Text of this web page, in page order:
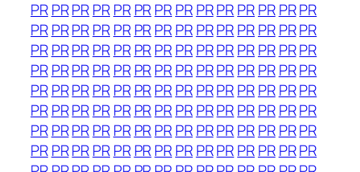
PRPRPRPRPR PRPRPRPRPRPRPR PRPR
PRPRPRPRPR PRPRPRPRPRPRPR PRPR
PRPRPRPRPR PRPRPRPRPRPRPR PRPR
PRPRPRPRPR PRPRPRPRPRPRPR PRPR
PRPRPRPRPR PRPRPRPRPRPRPR PRPR
PRPRPRPRPR PRPRPRPRPRPRPR PRPR
PRPRPRPRPR PRPRPRPRPRPRPR PRPR
PRPRPRPRPR PRPRPRPRPRPRPR PRPR